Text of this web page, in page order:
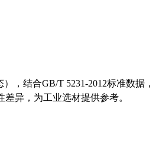
，结合GB/T 5231-2012标准数据，
异，为工业选材提供参考。